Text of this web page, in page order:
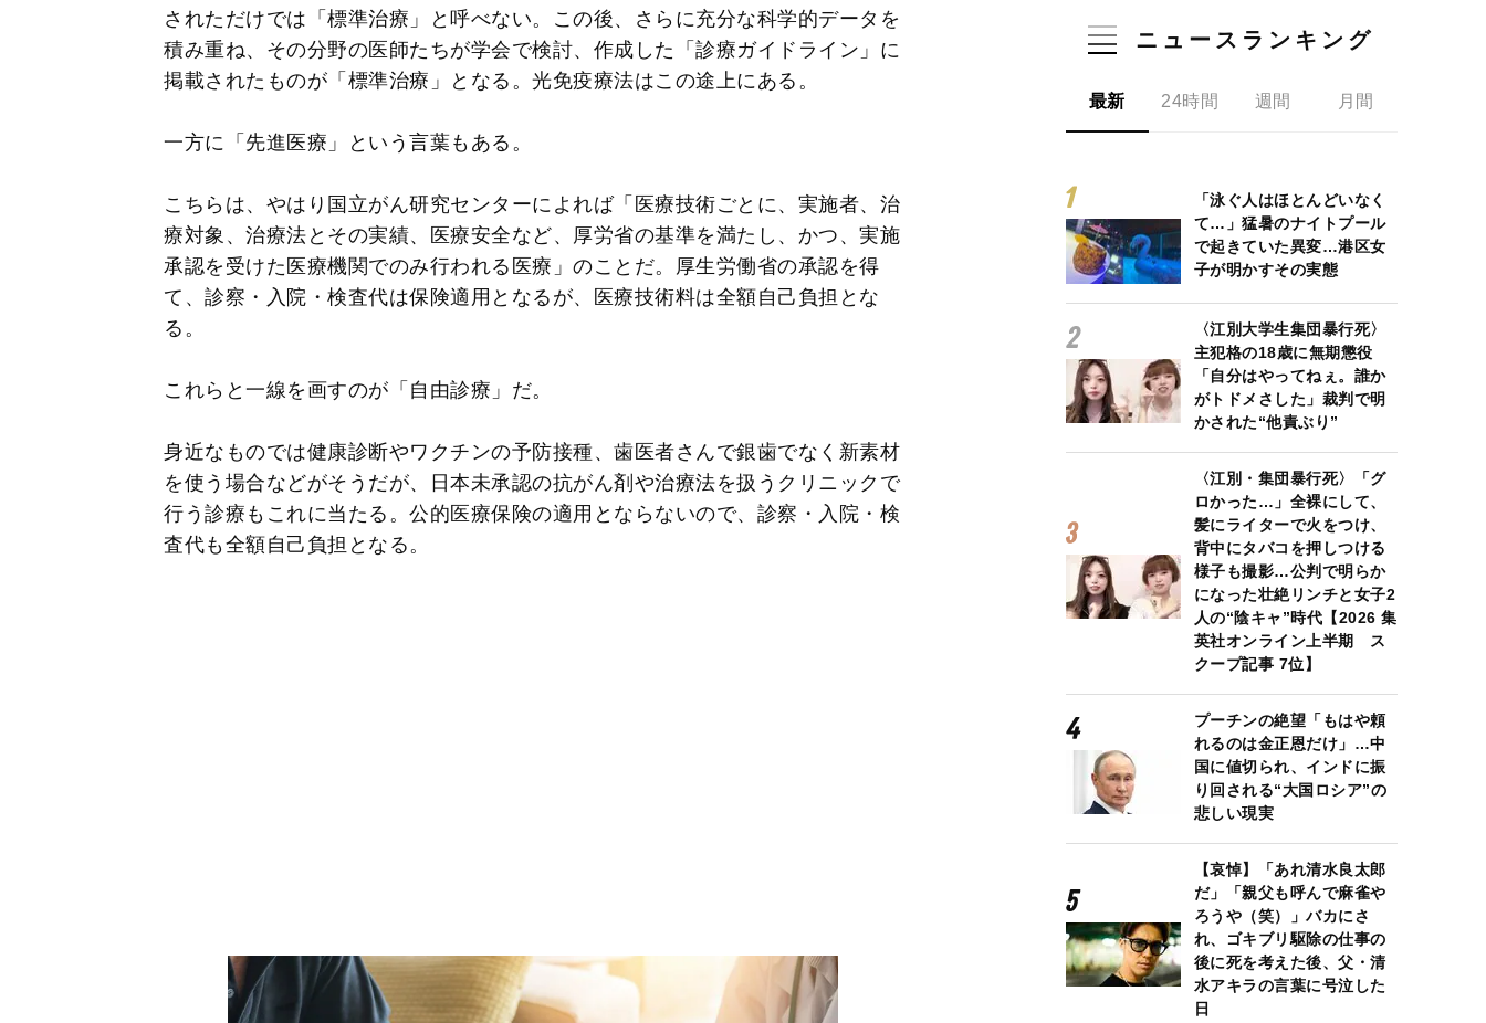
されただけでは「標準治療」と呼べない。この後、さらに充分な科学的データを
積み重ね、その分野の医師たちが学会で検討、作成した「診療ガイドライン」に
掲載されたものが「標準治療」となる。光免疫療法はこの途上にある。
一方に「先進医療」という言葉もある。
こちらは、やはり国立がん研究センターによれば「医療技術ごとに、実施者、治
療対象、治療法とその実績、医療安全など、厚労省の基準を満たし、かつ、実施
承認を受けた医療機関でのみ行われる医療」のことだ。厚生労働省の承認を得
て、診察・入院・検査代は保険適用となるが、医療技術料は全額自己負担とな
る。
これらと一線を画すのが「自由診療」だ。
身近なものでは健康診断やワクチンの予防接種、歯医者さんで銀歯でなく新素材
を使う場合などがそうだが、日本未承認の抗がん剤や治療法を扱うクリニックで
行う診療もこれに当たる。公的医療保険の適用とならないので、診察・入院・検
査代も全額自己負担となる。
ニュースランキング
最新 24時間 週間 月間
「泳ぐ人はほとんどいなく
て…」猛暑のナイトプール
で起きていた異変…港区女
子が明かすその実態
〈江別大学生集団暴行死〉
主犯格の18歳に無期懲役
「自分はやってねぇ。誰か
がトドメさした」裁判で明
かされた“他責ぶり”
〈江別・集団暴行死〉「グ
ロかった…」全裸にして、
髪にライターで火をつけ、
背中にタバコを押しつける
様子も撮影…公判で明らか
になった壮絶リンチと女子2
人の“陰キャ”時代【2026 集
英社オンライン上半期 ス
クープ記事 7位】
プーチンの絶望「もはや頼
れるのは金正恩だけ」…中
国に値切られ、インドに振
り回される“大国ロシア”の
悲しい現実
【哀悼】「あれ清水良太郎
だ」「親父も呼んで麻雀や
ろうや（笑）」バカにさ
れ、ゴキブリ駆除の仕事の
後に死を考えた後、父・清
水アキラの言葉に号泣した
日